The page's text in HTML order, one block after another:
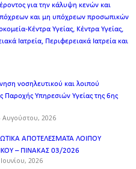
για την κάλυψη κενών και
και μη υπόχρεων προσωπικών
Κέντρα Υγείας, Κέντρα Υγείας,
Ιατρεία, Περιφερειακά Ιατρεία και
νοσηλευτικού και λοιπού
Υπηρεσιών Υγείας της 6ης
Αυγούστου, 2026
ΑΠΟΤΕΛΕΣΜΑΤΑ ΛΟΙΠΟΥ
– ΠΙΝΑΚΑΣ 03/2026
2026